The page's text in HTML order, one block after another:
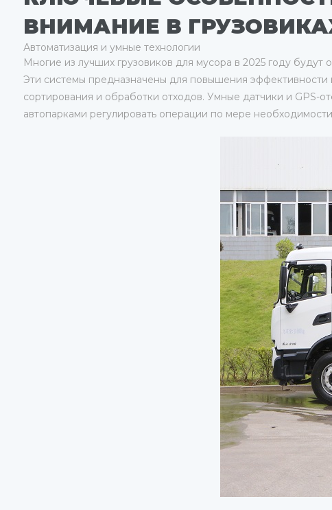
ВНИМАНИЕ В
Автоматизация и умные технологии
Многие из лучших грузовиков для мусора в 2025 году
Эти системы предназначены для повышения
сортирования и обработки отходов. Умные датчики и GPS-
автопарками регулировать операции по мере